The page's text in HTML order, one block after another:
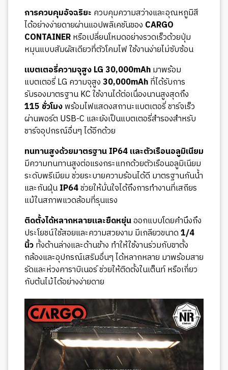
การควบคุมอัจฉริยะ ควบคุมความสว่างและอุณหภูมิสี
ได้อย่างง่ายดายผ่านแอปพลิเคชันของ CARGO
CONTAINERหรือเปลี่ยนโหมดอย่างรวดเร็วด้วยปุ่ม
หมุนแบบสัมผัสเดียวที่ตัวโคมไฟ ใช้งานง่ายไม่ซับซ้อน
แบตเตอรี่ความจุสูง LG 30,000mAhมาพร้อม
แบตเตอรี่ LG ความจุสูง30,000mAhที่ได้รับการ
รับรองมาตรฐาน KC ใช้งานได้ต่อเนื่องนานสูงสุดถึง
115 ชั่วโมงพร้อมไฟแสดงสถานะแบตเตอรี่ ชาร์จเร็ว
ผ่านพอร์ต USB-C และยังเป็นแบตเตอรี่สำรองสำหรับ
ชาร์จอุปกรณ์อื่นๆ ได้อีกด้วย
ทนทานสูงด้วยมาตรฐาน IP64 และตัวเรือนอลูมิเนียม
มีความทนทานสูงต่อแรงกระแทกด้วยตัวเรือนอลูมิเนียม
ระดับพรีเมียม ช่วยระบายความร้อนได้ดี มาตรฐานกันน้ำ
และกันฝุ่นIP64ช่วยให้มั่นใจได้ถึงการทำงานที่เสถียร
แม้ในสภาพแวดล้อมที่รุนแรง
ติดตั้งได้หลากหลายและยืดหยุ่นออกแบบโดยคำนึงถึง
ประโยชน์ใช้สอยและความสวยงาม มีเกลียวขนาด1/4
นิ้วทั้งด้านล่างและด้านข้าง ทำให้ใช้งานร่วมกับขาตั้ง
กล้องและอุปกรณ์เสริมอื่นๆ ได้หลากหลาย มาพร้อมสาย
รัดและห่วงคาราบิเนอร์ ช่วยให้ติดตั้งในเต็นท์ หรือเกี่ยว
กับต้นไม้ได้อย่างง่ายดาย